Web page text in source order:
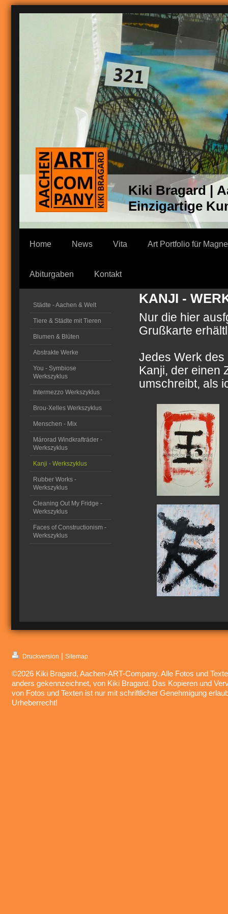
Kiki Bragard |
Einzigartige
Home News Vita Art Portfolio für
Abiturgaben Kontakt
Städte - Aachen & Welt
Tiere & Städte mit Tieren
Blumen & Blüten
Abstrakte Werke
You - Symbiose
Werkszyklus
Intermezzo Werkszyklus
Brou-Xelles Werkszyklus
Menschen - Mix
Márorad Windkrafträder -
Werkszyklus
Kanji - Werkszyklus
Rubber Works -
Werkszyklus
Cleaning Out My Fridge -
Werkszyklus
Faces of Constructionism -
Werkszyklus
KANJI -
Nur die hier
Grußkarte
Jedes Werk
Kanji, der einen
umschreibt, als
Druckversion | Sitemap
©2026 Kiki Bragard, Aachen-ART-Company. Alle Fotos und
anders gekennzeichnet, von Kiki Bragard. Das Kopieren und
von Fotos und Texten ist nur mit schriftlicher Genehmigung
Urheberrecht!